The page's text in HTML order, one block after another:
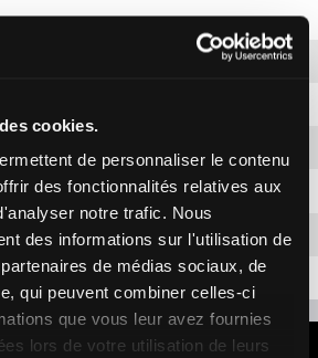
cookies.
de personnaliser le contenu
des fonctionnalités relatives aux
notre trafic. Nous
des informations sur l'utilisation de
de médias sociaux, de
qui peuvent combiner celles-ci
que vous leur avez fournies
lors de votre utilisation de leurs
BAINS Course5
BAINS Course6
BAINS 7
BAINS Course8
ZE5 QUE VOUS RECHERCHEZ ?